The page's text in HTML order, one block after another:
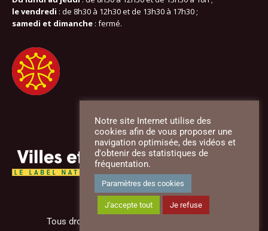
le vendredi : de 8h30 à 12h30 et de 13h30 à 17h30 ;
samedi et dimanche : fermé.
Tous droits réservés - Mairie de Saint-Astier
Notre site Internet utilise des
cookies afin de vous proposer une
navigation optimisée, des vidéos et
d'obtenir des statistiques de
fréquentation.
Paramètres des cookies
J'accepte tout Je refuse